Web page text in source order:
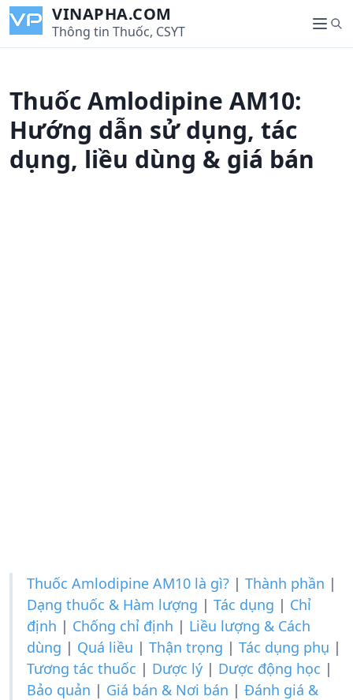
i
VINAPHA.COM
Thông tin Thuốc, CSYT
M
e
S
e
Thuốc Amlodipine AM10:
Hướng dẫn sử dụng, tác
dụng, liều dùng & giá bán
Thuốc Amlodipine AM10 là gì? | Thành phần |
Dạng thuốc & Hàm lượng | Tác dụng | Chỉ
định | Chống chỉ định | Liều lượng & Cách
dùng | Quá liều | Thận trọng | Tác dụng phụ |
Tương tác thuốc | Dược lý | Dược động học |
Bảo quản | Giá bán & Nơi bán | Đánh giá &